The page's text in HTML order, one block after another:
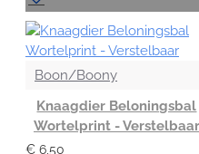
Boon/Boony
Knaagdier Beloningsbal
Wortelprint - Verstelbaar
€ 6,50